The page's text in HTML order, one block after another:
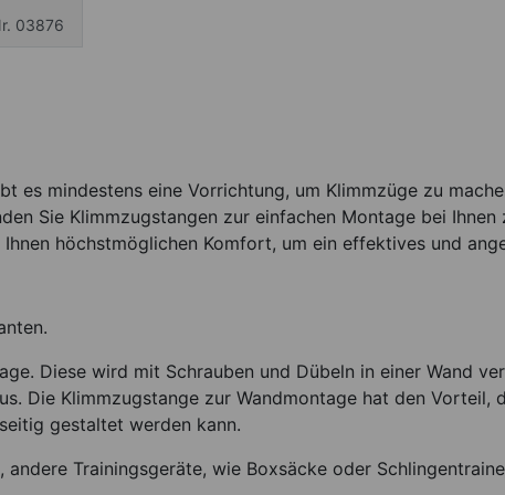
03876
mindestens eine Vorrichtung, um Klimmzüge zu
Sie Klimmzugstangen zur einfachen Montage bei
höchstmöglichen Komfort, um ein effektives und
Diese wird mit Schrauben und Dübeln in einer Wand
Die Klimmzugstange zur Wandmontage hat den Vorteil,
gestaltet werden kann.
Trainingsgeräte, wie Boxsäcke oder